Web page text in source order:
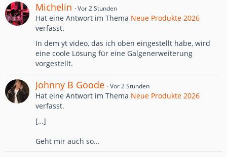
Michelin Vor 2 Stunden
Hat eine Antwort im Thema Neue Produkte 2026
verfasst.
In dem yt video, das ich oben eingestellt habe, wird
eine coole Lösung für eine Galgenerweiterung
vorgestellt.
Johnny B Goode Vor 2 Stunden
Hat eine Antwort im Thema Neue Produkte 2026
verfasst.
[…]
Geht mir auch so...